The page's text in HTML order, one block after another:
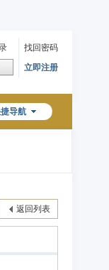
找回密码
立即注册
导航
返回列表